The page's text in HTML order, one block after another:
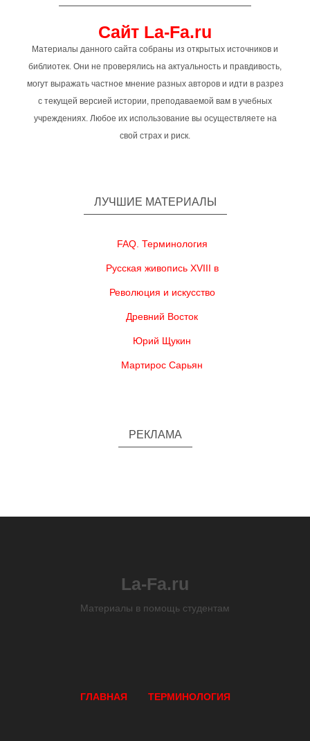
Сайт La-Fa.ru
Материалы данного сайта собраны из открытых источников и
библиотек. Они не проверялись на актуальность и правдивость,
могут выражать частное мнение разных авторов и идти в разрез
с текущей версией истории, преподаваемой вам в учебных
учреждениях. Любое их использование вы осуществляете на
свой страх и риск.
ЛУЧШИЕ МАТЕРИАЛЫ
FAQ. Терминология
Русская живопись XVIII в
Революция и искусство
Древний Восток
Юрий Щукин
Мартирос Сарьян
РЕКЛАМА
La-Fa.ru
Материалы в помощь студентам
ГЛАВНАЯ ТЕРМИНОЛОГИЯ